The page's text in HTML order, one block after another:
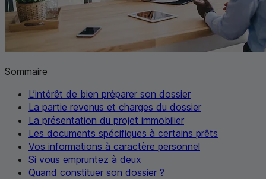
Sommaire
L’intérêt de bien préparer son dossier
La partie revenus et charges du dossier
La présentation du projet immobilier
Les documents spécifiques à certains prêts
Vos informations à caractère personnel
Si vous empruntez à deux
Quand constituer son dossier ?